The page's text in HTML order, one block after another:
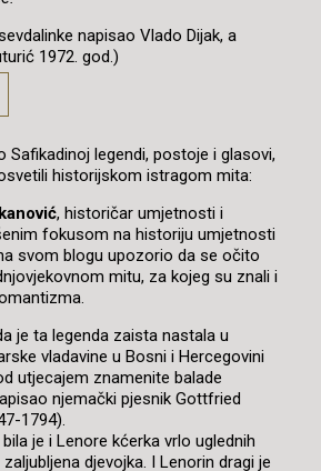
napisao Vlado Dijak, a
1972. god.)
Safikadinoj legendi, postoje i glasovi,
historijskom istragom mita:
, historičar umjetnosti i
fokusom na historiju umjetnosti
svom blogu upozorio da se očito
mitu, za kojeg su znali i
je ta legenda zaista nastala u
vladavine u Bosni i Hercegovini
utjecajem znamenite balade
njemački pjesnik Gottfried
1794).
je i Lenore kćerka vrlo uglednih
djevojka. I Lenorin dragi je